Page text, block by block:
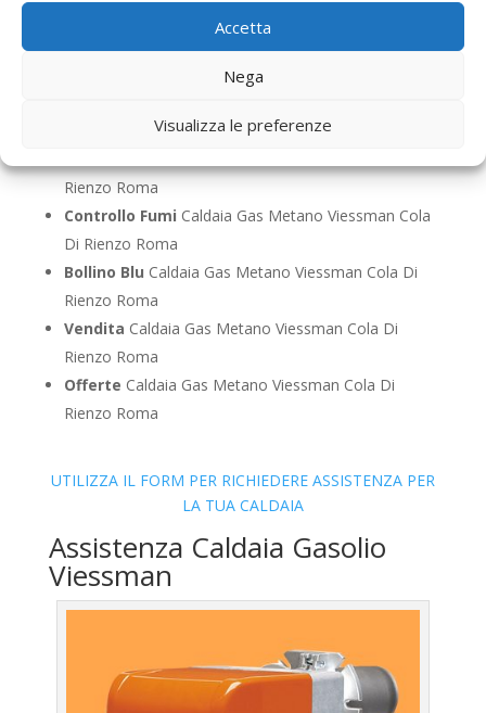
Accetta
Nega
Visualizza le preferenze
Pronto InterventoCaldaia Gas Metano Viessman
Rienzo Roma
Rienzo Roma
Controllo Fumi Caldaia Gas Metano Viessman Cola
Di Rienzo Roma
Bollino Blu Caldaia Gas Metano Viessman Cola Di
Rienzo Roma
Vendita Caldaia Gas Metano Viessman Cola Di
Rienzo Roma
Offerte Caldaia Gas Metano Viessman Cola Di
Rienzo Roma
UTILIZZA IL FORM PER RICHIEDERE ASSISTENZA PER
LA TUA CALDAIA
Assistenza Caldaia Gasolio
Viessman